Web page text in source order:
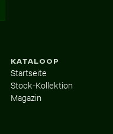
KATALOOP
Startseite
Stock-Kollektion
Magazin